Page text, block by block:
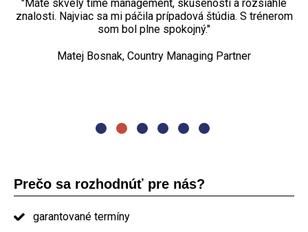
Petr Turovský, Project manager
„Najviac sa mi páčila organizácia kurzu. Naozaj dobré
"Máte skvelý time management, skúsenosti a rozsiahle
znalosti. Najviac sa mi páčila prípadová štúdia. S trénerom
som bol plne spokojný."
Matej Bosnak, Country Managing Partner
„Najviac sa mi páčili praktické cvičenia, diskusia. Kurz
projektového riadenia bol dostačujúci rozsahom aj
spôsobom, nemenila by som ho."
Oľga Pašmíková, project manager
Prečo sa rozhodnúť pre nás?
garantované termíny